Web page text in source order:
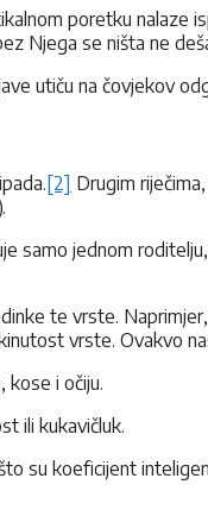
poretku nalaze
Njega se ništa ne
utiču na čovjekov
[2] Drugim
samo jednom
te vrste.
vrste. Ovakvo
kose i očiju.
ili kukavičluk.
su koeficijent